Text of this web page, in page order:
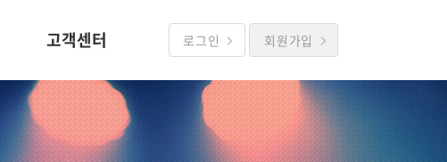
고객센터 로그인 회원가입